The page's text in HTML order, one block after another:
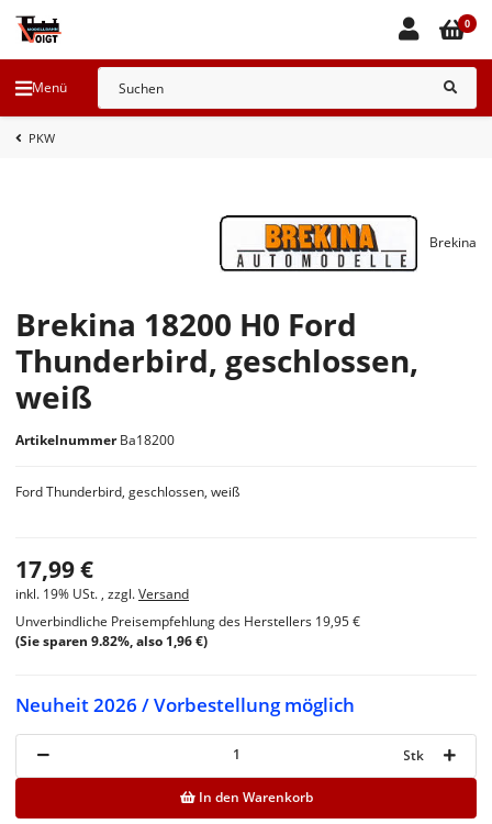
Menü
0
PKW
Brekina 18200 H0 Ford
Thunderbird, geschlossen,
weiß
Artikelnummer Ba18200
Brekina
Ford Thunderbird, geschlossen, weiß
17,99 €
inkl. 19% USt. , zzgl.Versand
Unverbindliche Preisempfehlung des Herstellers 19,95 €
(Sie sparen 9.82%, also 1,96 €)
Stk
In den Warenkorb
Neuheit 2026 / Vorbestellung möglich